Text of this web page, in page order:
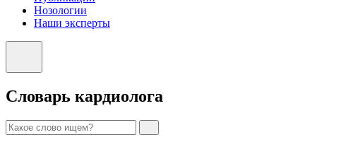
Нозологии
Наши эксперты
Словарь кардиолога